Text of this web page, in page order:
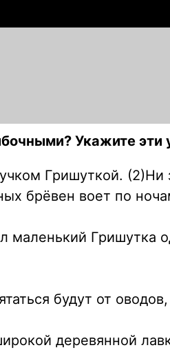
Укажите эти
Гришуткой. (2)Ни
брёвен воет по
маленький Гришутка
будут от оводов,
деревянной